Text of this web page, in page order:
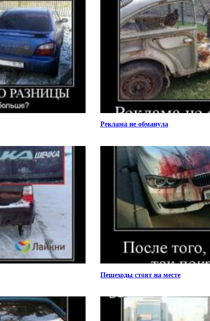
Реклама не обманула
Пешеходы стоят на месте